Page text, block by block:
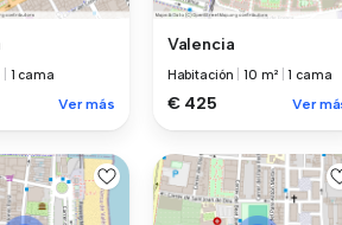
1 cama
Ver más
Valencia
Habitación |10 m² |1 cama
€ 425 Ver